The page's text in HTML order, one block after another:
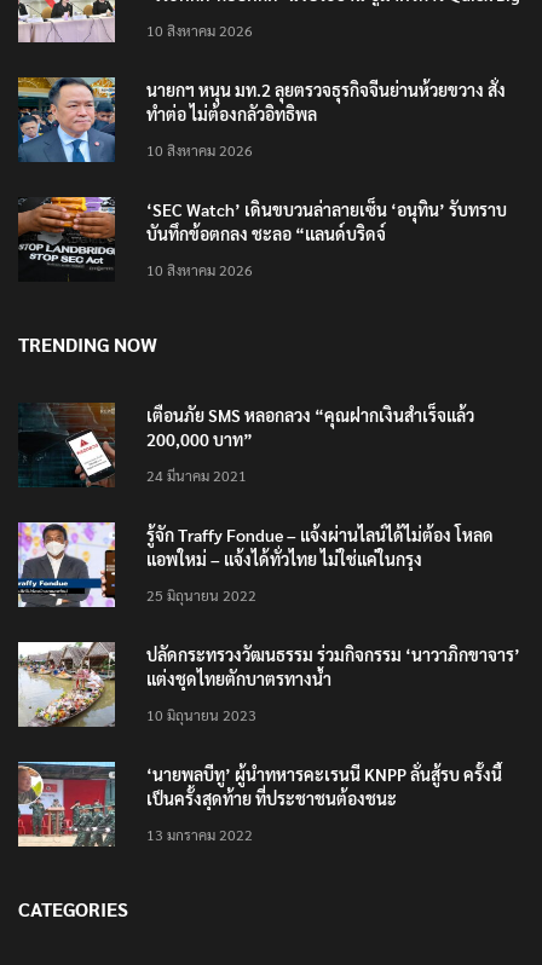
10 สิงหาคม 2026
นายกฯ หนุน มท.2 ลุยตรวจธุรกิจจีนย่านห้วยขวาง สั่ง
ทำต่อ ไม่ต้องกลัวอิทธิพล
10 สิงหาคม 2026
‘SEC Watch’ เดินขบวนล่าลายเซ็น ‘อนุทิน’ รับทราบ
บันทึกข้อตกลง ชะลอ “แลนด์บริดจ์
10 สิงหาคม 2026
TRENDING NOW
เตือนภัย SMS หลอกลวง “คุณฝากเงินสำเร็จแล้ว
200,000 บาท”
24 มีนาคม 2021
รู้จัก Traffy Fondue – แจ้งผ่านไลน์ได้ไม่ต้อง โหลด
แอพใหม่ – แจ้งได้ทั่วไทย ไม่ใช่แค่ในกรุง
25 มิถุนายน 2022
ปลัดกระทรวงวัฒนธรรม ร่วมกิจกรรม ‘นาวาภิกขาจาร’
แต่งชุดไทยตักบาตรทางน้ำ
10 มิถุนายน 2023
‘นายพลบีทู’ ผู้นำทหารคะเรนนี KNPP ลั่นสู้รบ ครั้งนี้
เป็นครั้งสุดท้าย ที่ประชาชนต้องชนะ
13 มกราคม 2022
CATEGORIES